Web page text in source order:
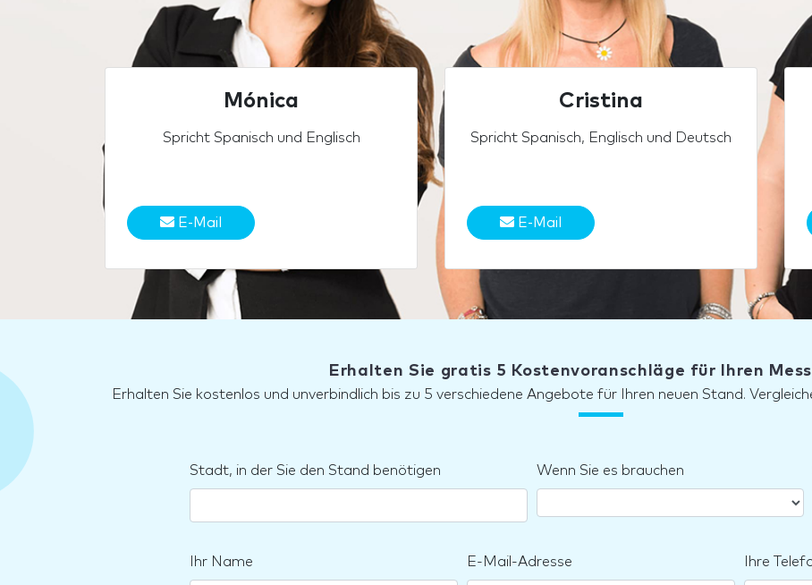
Mónica
Spricht Spanisch und Englisch
E-Mail
Cristina
Spricht Spanisch, Englisch und Deutsch
E-Mail
Erhalten Sie gratis 5 Kostenvoranschläge für Ihren
Erhalten Sie kostenlos und unverbindlich bis zu 5 verschiedene Angebote für Ihren neuen Stand.
Stadt, in der Sie den Stand benötigen Wenn Sie es brauchen
Ihr Name E-Mail-Adresse Ihre